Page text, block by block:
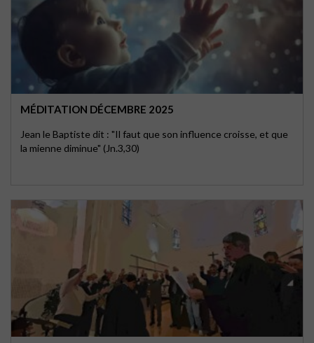
MÉDITATION DÉCEMBRE 2025
Jean le Baptiste dit : "Il faut que son influence croisse, et que
la mienne diminue" (Jn.3,30)